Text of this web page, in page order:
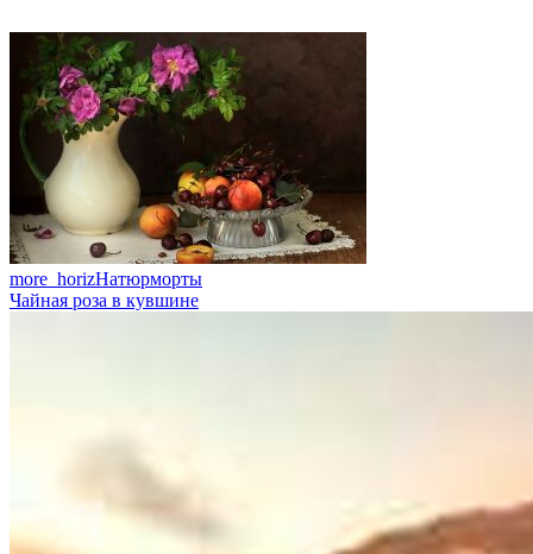
more_horizНатюрморты
Чайная роза в кувшине